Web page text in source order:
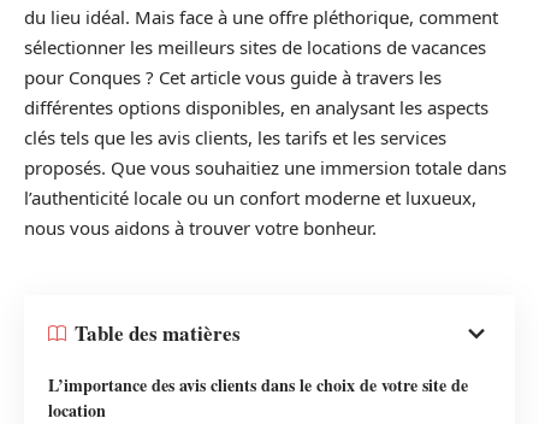
du lieu idéal. Mais face à une offre pléthorique, comment
sélectionner les meilleurs sites de locations de vacances
pour Conques ? Cet article vous guide à travers les
différentes options disponibles, en analysant les aspects
clés tels que les avis clients, les tarifs et les services
proposés. Que vous souhaitiez une immersion totale dans
l’authenticité locale ou un confort moderne et luxueux,
nous vous aidons à trouver votre bonheur.
Table des matières
L’importance des avis clients dans le choix de votre site de
location